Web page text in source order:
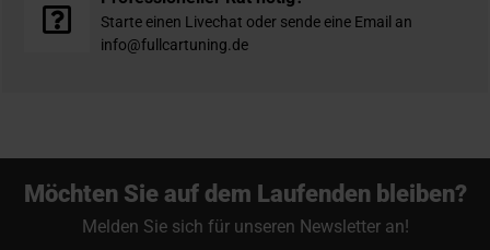
Starte einen Livechat oder sende eine Email an
info@fullcartuning.de
Möchten Sie auf dem Laufenden bleiben?
Melden Sie sich für unseren Newsletter an!